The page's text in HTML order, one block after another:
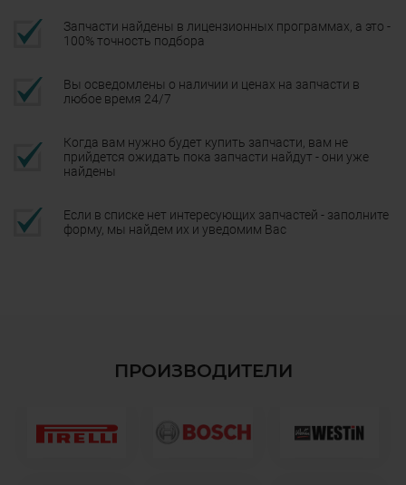
Запчасти найдены в лицензионных программах, а это -
100% точность подбора
Вы осведомлены о наличии и ценах на запчасти в
любое время 24/7
Когда вам нужно будет купить запчасти, вам не
прийдется ожидать пока запчасти найдут - они уже
найдены
Если в списке нет интересующих запчастей - заполните
форму, мы найдем их и уведомим Вас
ПРОИЗВОДИТЕЛИ